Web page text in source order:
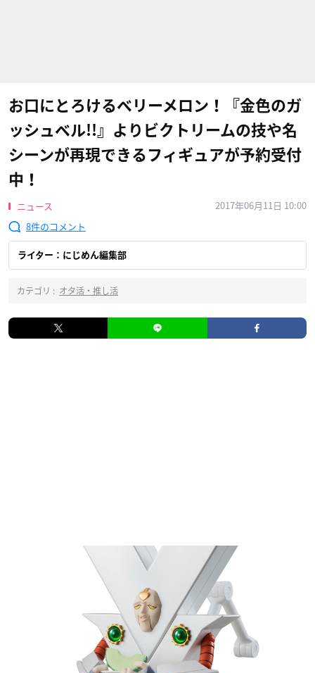
お口にとろけるベリーメロン！『金色のガ
ッシュベル!!』よりビクトリームの技や名
シーンが再現できるフィギュアが予約受付
中！
ニュース
2017年06月11日 10:00
8
ライター：にじめん編集部
カテゴリ : オタ活・推し活